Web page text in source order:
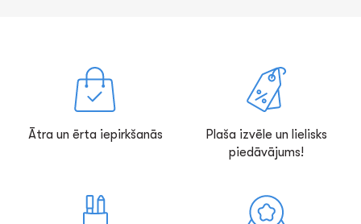
Ātra un ērta iepirkšanās
Plaša izvēle un lielisks
piedāvājums!